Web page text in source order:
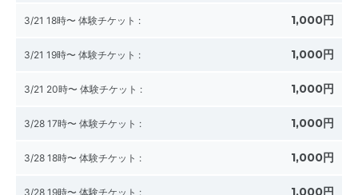
3/21 18時〜 体験チケット : 1,000円
3/21 19時〜 体験チケット : 1,000円
3/21 20時〜 体験チケット : 1,000円
3/28 17時〜 体験チケット : 1,000円
3/28 18時〜 体験チケット : 1,000円
3/28 19時〜 体験チケット : 1,000円